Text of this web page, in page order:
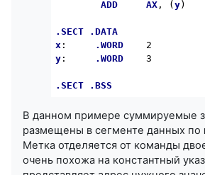
ADD AX , (y)
.SECT
.DATA
x : .WORD
y : .WORD
    3
.SECT .BSS
В данном примере суммируемые
размещены в сегменте данных по
Метка отделяется от команды
очень похожа на константный